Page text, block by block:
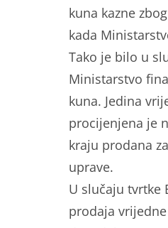
kuna kazne
kada
Tako je bilo u
Ministarstvo
kuna. Jedina
procijenjena je
kraju prodana
uprave.
U slučaju tvrtke
prodaja